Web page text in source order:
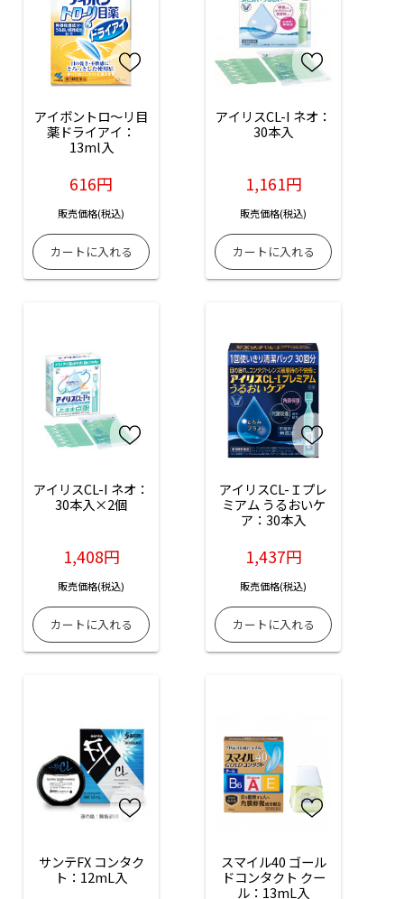
アイボントロ～リ目
薬ドライアイ：
13ml入
616円
販売価格(税込)
アイリスCL-I ネオ：
30本入
1,161円
販売価格(税込)
アイリスCL-I ネオ：
30本入×2個
1,408円
販売価格(税込)
アイリスCL-Ｉプレ
ミアム うるおいケ
ア：30本入
1,437円
販売価格(税込)
サンテFX コンタク
ト：12mL入
スマイル40 ゴール
ドコンタクト クー
ル：13mL入